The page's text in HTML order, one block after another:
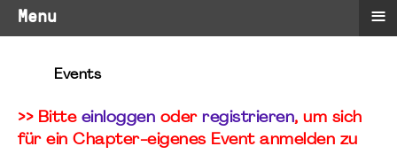
Menu ≡
Events
>> Bitte einloggen oder registrieren, um sich
für ein Chapter-eigenes Event anmelden zu